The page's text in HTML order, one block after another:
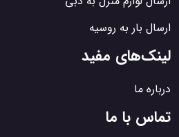
ارسال بار به روسیه
لینک‌های مفید
درباره ما
تماس با ما